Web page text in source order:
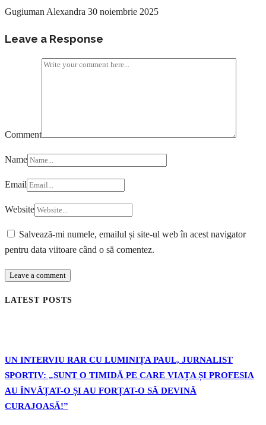
Gugiuman Alexandra 30 noiembrie 2025
Leave a Response
Comment
Name
Email
Website
Salvează-mi numele, emailul și site-ul web în acest navigator
pentru data viitoare când o să comentez.
LATEST POSTS
UN INTERVIU RAR CU LUMINIȚA PAUL, JURNALIST
SPORTIV: „SUNT O TIMIDĂ PE CARE VIAȚA ȘI PROFESIA
AU ÎNVĂȚAT-O ȘI AU FORȚAT-O SĂ DEVINĂ
CURAJOASĂ!”